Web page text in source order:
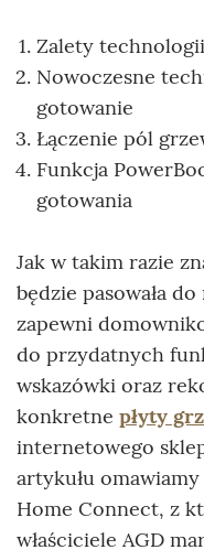
Zalety
Nowoczesne
gotowanie
Łączenie pól
Funkcja
gotowania
Jak w takim razie
będzie pasowała
zapewni
do przydatnych
wskazówki oraz
konkretne płyty
internetowego
artykułu
Home Connect, z
właściciele AGD